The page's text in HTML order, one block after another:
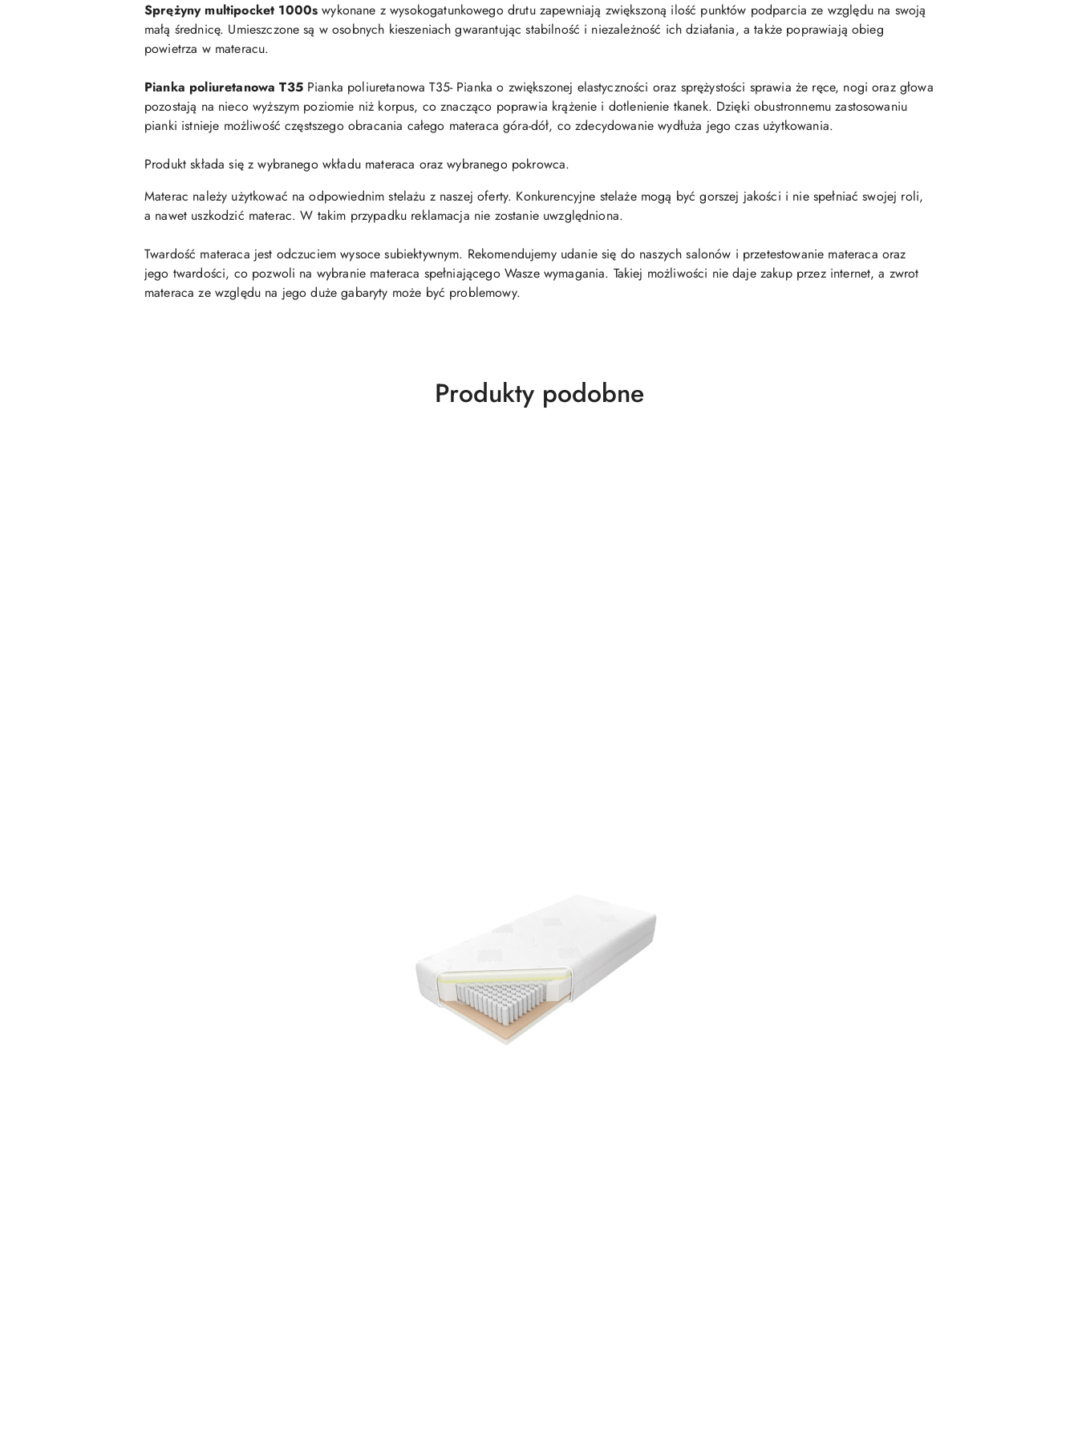
Sprężyny multipocket 1000s wykonane z wysokogatunkowego drutu zapewniają zwiększoną ilość punktów podparcia ze względu na swoją
małą średnicę. Umieszczone są w osobnych kieszeniach gwarantując stabilność i niezależność ich działania, a także poprawiają obieg
powietrza w materacu.
Pianka poliuretanowa T35Pianka poliuretanowa T35- Pianka o zwiększonej elastyczności oraz sprężystości sprawia że ręce, nogi oraz głowa
pozostają na nieco wyższym poziomie niż korpus, co znacząco poprawia krążenie i dotlenienie tkanek. Dzięki obustronnemu zastosowaniu
pianki istnieje możliwość częstszego obracania całego materaca góra-dół, co zdecydowanie wydłuża jego czas użytkowania.
Produkt składa się z wybranego wkładu materaca oraz wybranego pokrowca.
Materac należy użytkować na odpowiednim stelażu z naszej oferty. Konkurencyjne stelaże mogą być gorszej jakości i nie spełniać swojej roli,
a nawet uszkodzić materac. W takim przypadku reklamacja nie zostanie uwzględniona.
Twardość materaca jest odczuciem wysoce subiektywnym. Rekomendujemy udanie się do naszych salonów i przetestowanie materaca oraz
jego twardości, co pozwoli na wybranie materaca spełniającego Wasze wymagania. Takiej możliwości nie daje zakup przez internet, a zwrot
materaca ze względu na jego duże gabaryty może być problemowy.
Produkty
Produkty podobne